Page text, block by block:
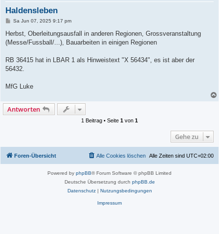
Haldensleben
B
i
r
Sa Jun 07, 2025 9:17 pm
Herbst, Oberleitungsausfall in anderen Regionen, Grossveranstaltung
(Messe/Fussball/...), Bauarbeiten in einigen Regionen
RB 36415 hat in LBAR 1 als Hinweistext "X 56434", es ist aber der
56432.
MfG Luke
Antworten
1 Beitrag • Seite 1 von 1
Gehe zu
Foren-Übersicht Alle Zeiten sind UTC+02:00
Alle Cookies löschen
Powered by phpBB® Forum Software © phpBB Limited
Deutsche Übersetzung durch phpBB.de
Datenschutz| Nutzungsbedingungen
Impressum